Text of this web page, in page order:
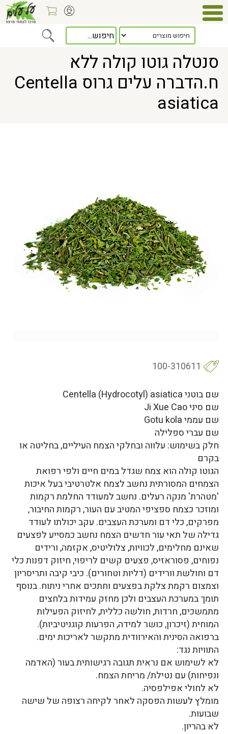
> סנטלה גוטו קולה ללא ח.הדברה עלים גרוס Centella asiatica
סנטלה גוטו קולה ללא
ח.הדברה עלים גרוס Centella
asiatica
100-310611
שם בוטני Centella (Hydrocotyl) asiatica
שם סיני Ji Xue Cao
שם עממי Gotu kola
שם עברי ספלילה
חלק בשימוש: עלווה ובחלקי הצמח העיליים, בחליטה או
בקרם
הגוטו קולה הוא צמח שגדל במים חיים ולפי רפואת
הצמחים המסורתית נחשב לצמח אלטרטיבי בעל איכות
'מטהרת' מנקה רעלים. נחשב למעודד החלמת רקמות
ומוזכר כצמח ספציפי המטיב עם העור, רקמות החיבור,
מפרקים, כלי דם ומערכת העצבים. עקב יכולתו לעודד
גדילה של תאי עור חדשים הצמח נחשב כמסייע לפצעים
שאינם מחלימים, לכוויות, צלוליטיס, אקזמה, ורידים
נפוחים, פסוראזיס, פצעים קשים לריפוי, חיזוק דפנות כלי
דם וחולשת וורידים (דליות וטחורים). כיבי קיבה ותריסריון
וצמצום רקמת צלקת בפצעים וחתכים אחרי ניתוח. בנוסף
תומך במערכת העצבים ולכן מחזק עמידות בלחצים
מתמשכים, חרדות, חולשה כללית, לחיזוק הפעילות
המוחית (זיכרון, כושר למידה, הפרעות קוגניטיביות).
ברפואה הסינית והאירוודית מתקשר לאריכות ימים.
התוויות נגד:
לא לשימוש אם נראית תגובה רגישותית בעור (האדמה
ונפיחות) עם נטילת/ מריחת הצמח.
לא לחולי אפילפסיה.
מומלץ לעשות הפסקה לאחר לקיחה רצופה של שישה
שבועות.
לא בהריון.